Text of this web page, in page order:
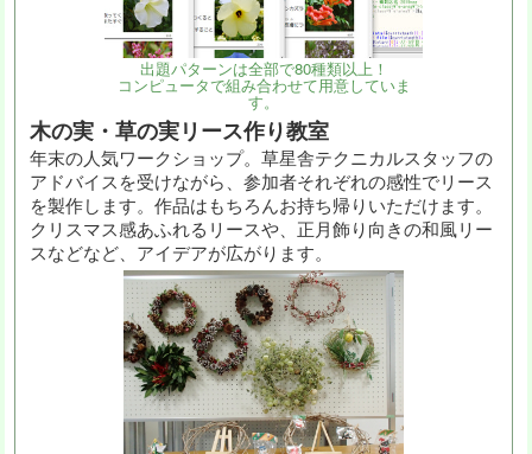
出題パターンは全部で80種類以上！
コンピュータで組み合わせて用意していま
す。
木の実・草の実リース作り教室
年末の人気ワークショップ。草星舎テクニカルスタッフの
アドバイスを受けながら、参加者それぞれの感性でリース
を製作します。作品はもちろんお持ち帰りいただけます。
クリスマス感あふれるリースや、正月飾り向きの和風リー
スなどなど、アイデアが広がります。